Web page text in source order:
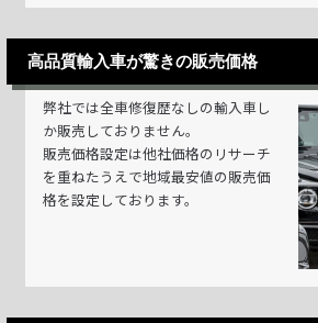
高品質輸入車が驚きの販売価格
弊社では全車修復歴なしの輸入車し
か販売しておりません。
販売価格設定は他社価格のリサーチ
を重ねたうえで地域最安値の販売価
格を設定しております。